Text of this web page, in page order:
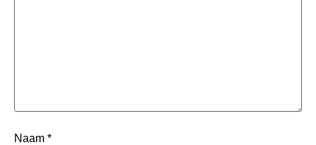
Naam *